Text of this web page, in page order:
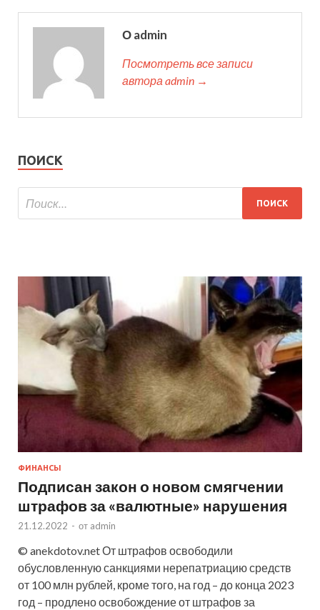
О admin
Посмотреть все записи
автора admin →
ПОИСК
ФИНАНСЫ
Подписан закон о новом смягчении
штрафов за «валютные» нарушения
21.12.2022 - от admin
© anekdotov.net От штрафов освободили
обусловленную санкциями нерепатриацию средств
от 100 млн рублей, кроме того, на год – до конца 2023
год – продлено освобождение от штрафов за